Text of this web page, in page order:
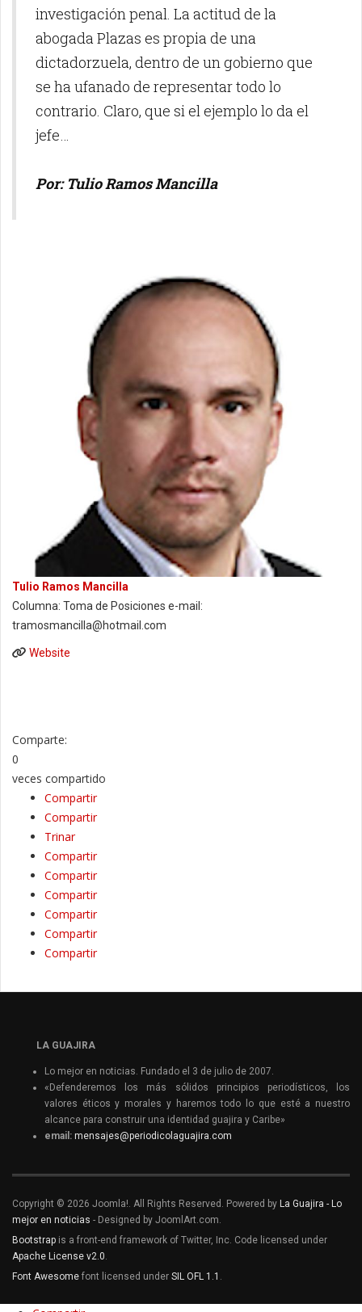
investigación penal. La actitud de la
abogada Plazas es propia de una
dictadorzuela, dentro de un gobierno que
se ha ufanado de representar todo lo
contrario. Claro, que si el ejemplo lo da el
jefe…
Por: Tulio Ramos Mancilla
Tulio Ramos Mancilla
Columna: Toma de Posiciones e-mail:
tramosmancilla@hotmail.com
Website
Comparte:
0
veces compartido
Compartir
Compartir
Trinar
Compartir
Compartir
Compartir
Compartir
Compartir
Compartir
LA GUAJIRA
Lo mejor en noticias. Fundado el 3 de julio de 2007.
«Defenderemos los más sólidos principios periodísticos, los
valores éticos y morales y haremos todo lo que esté a nuestro
alcance para construir una identidad guajira y Caribe»
email: mensajes@periodicolaguajira.com
Copyright © 2026 Joomla!. All Rights Reserved. Powered by La Guajira - Lo
mejor en noticias - Designed by JoomlArt.com.
Bootstrap is a front-end framework of Twitter, Inc. Code licensed under
Apache License v2.0.
Font Awesome font licensed under SIL OFL 1.1 .